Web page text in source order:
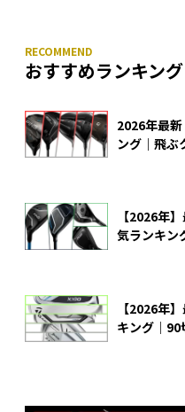
おすすめランキング
2026年最
ング｜飛ぶ
【2026年
気ランキン
【2026年
キング｜90